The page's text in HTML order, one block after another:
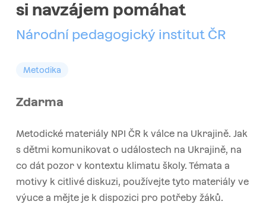
si navzájem pomáhat
Národní pedagogický institut ČR
Metodika
Zdarma
Metodické materiály NPI ČR k válce na Ukrajině. Jak
s dětmi komunikovat o událostech na Ukrajině, na
co dát pozor v kontextu klimatu školy. Témata a
motivy k citlivé diskuzi, používejte tyto materiály ve
výuce a mějte je k dispozici pro potřeby žáků.